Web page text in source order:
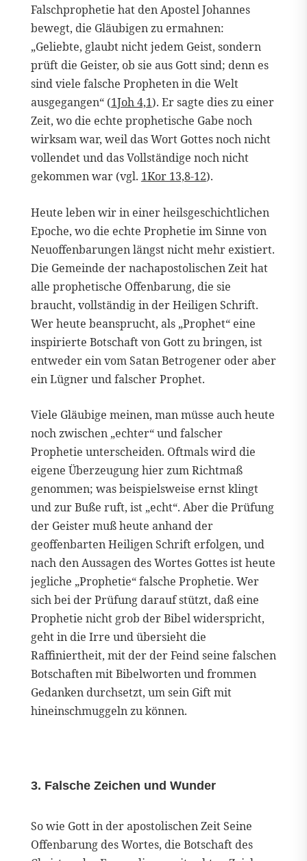
Falschprophetie hat den Apostel Johannes
bewegt, die Gläubigen zu ermahnen:
„Geliebte, glaubt nicht jedem Geist, sondern
prüft die Geister, ob sie aus Gott sind; denn es
sind viele falsche Propheten in die Welt
ausgegangen“ (1Joh 4,1). Er sagte dies zu einer
Zeit, wo die echte prophetische Gabe noch
wirksam war, weil das Wort Gottes noch nicht
vollendet und das Vollständige noch nicht
gekommen war (vgl. 1Kor 13,8-12).
Heute leben wir in einer heilsgeschichtlichen
Epoche, wo die echte Prophetie im Sinne von
Neuoffenbarungen längst nicht mehr existiert.
Die Gemeinde der nachapostolischen Zeit hat
alle prophetische Offenbarung, die sie
braucht, vollständig in der Heiligen Schrift.
Wer heute beansprucht, als „Prophet“ eine
inspirierte Botschaft von Gott zu bringen, ist
entweder ein vom Satan Betrogener oder aber
ein Lügner und falscher Prophet.
Viele Gläubige meinen, man müsse auch heute
noch zwischen „echter“ und falscher
Prophetie unterscheiden. Oftmals wird die
eigene Überzeugung hier zum Richtmaß
genommen; was beispielsweise ernst klingt
und zur Buße ruft, ist „echt“. Aber die Prüfung
der Geister muß heute anhand der
geoffenbarten Heiligen Schrift erfolgen, und
nach den Aussagen des Wortes Gottes ist heute
jegliche „Prophetie“ falsche Prophetie. Wer
sich bei der Prüfung darauf stützt, daß eine
Prophetie nicht grob der Bibel widerspricht,
geht in die Irre und übersieht die
Raffiniertheit, mit der der Feind seine falschen
Botschaften mit Bibelworten und frommen
Gedanken durchsetzt, um sein Gift mit
hineinschmuggeln zu können.
3. Falsche Zeichen und Wunder
So wie Gott in der apostolischen Zeit Seine
Offenbarung des Wortes, die Botschaft des